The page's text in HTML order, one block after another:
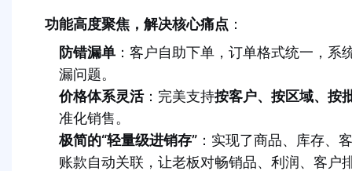
功能高度聚焦，解决核心痛点 ：
防错漏单 ：客户自助下单，订单格式统一，
漏问题。
价格体系灵活：完美支持按客户、按区域、按
准化销售。
极简的“轻量级进销存” ：实现了商品、库存、
账款自动关联，让老板对畅销品、利润、客户